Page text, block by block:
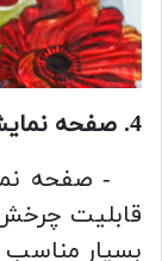
4. صفحه نمایش قابل چرخش
قابلیت
بسیار